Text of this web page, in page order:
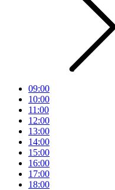
09:00
10:00
11:00
12:00
13:00
14:00
15:00
16:00
17:00
18:00